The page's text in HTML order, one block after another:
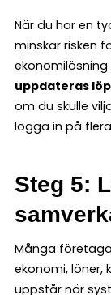
När du har en
minskar risken
uppdateras
om du skulle
logga in på
Steg 5:
Många
ekonomi, löner,
uppstår när